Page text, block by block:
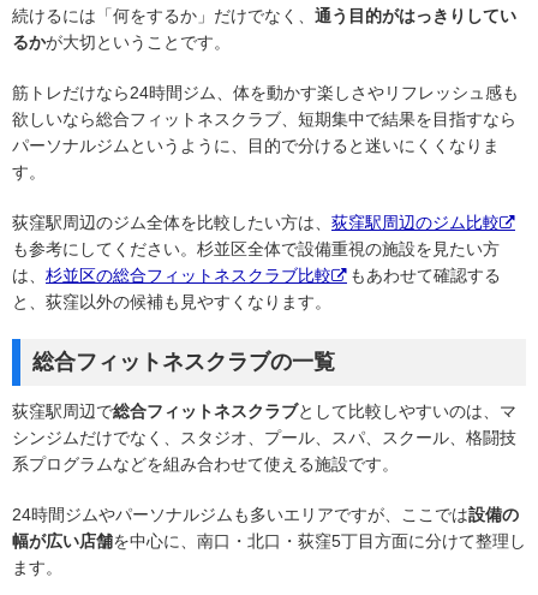
続けるには「何をするか」だけでなく、 通う目的がはっきりしてい
るかが大切ということです。
筋トレだけなら24時間ジム、体を動かす楽しさやリフレッシュ感も
欲しいなら総合フィットネスクラブ、短期集中で結果を目指すなら
パーソナルジムというように、目的で分けると迷いにくくなりま
す。
荻窪駅周辺のジム全体を比較したい方は、 荻窪駅周辺のジム比較
も参考にしてください。杉並区全体で設備重視の施設を見たい方
は、 杉並区の総合フィットネスクラブ比較
もあわせて確認する
と、荻窪以外の候補も見やすくなります。
総合フィットネスクラブの一覧
荻窪駅周辺で総合フィットネスクラブとして比較しやすいのは、マ
シンジムだけでなく、スタジオ、プール、スパ、スクール、格闘技
系プログラムなどを組み合わせて使える施設です。
24時間ジムやパーソナルジムも多いエリアですが、ここでは設備の
幅が広い店舗を中心に、南口・北口・荻窪5丁目方面に分けて整理し
ます。